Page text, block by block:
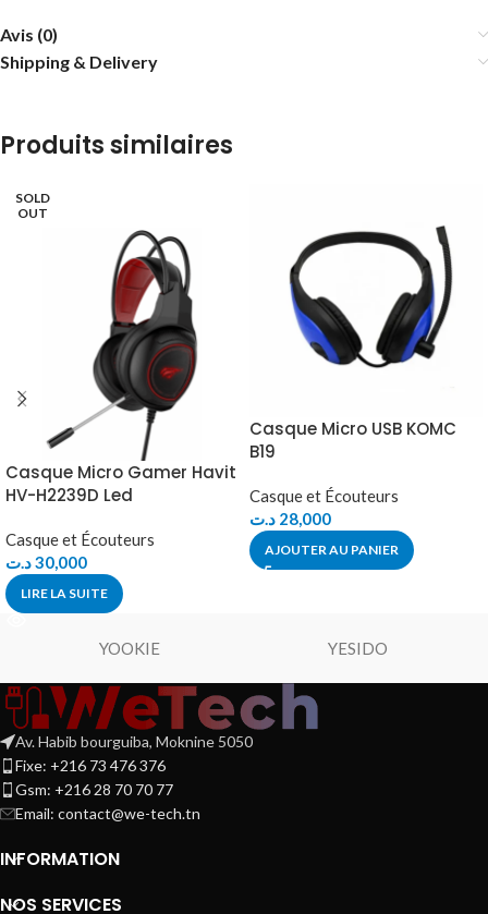
Avis (0)
Shipping & Delivery
Produits similaires
SOLD
OUT
Casque Micro Gamer Havit
HV-H2239D Led
Casque et Écouteurs
30,000د.ت
LIRE LA SUITE
Casque Micro USB KOMC
B19
Casque et Écouteurs
28,000 د.ت
AJOUTER AU PANIER
YOOKIE YESIDO
Av. Habib bourguiba, Moknine 5050
Fixe: +216 73 476 376
Gsm: +216 28 70 70 77
Email: contact@we-tech.tn
INFORMATION
NOS SERVICES